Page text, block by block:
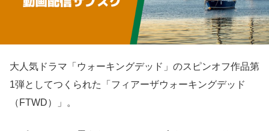
大人気ドラマ「ウォーキングデッド」のスピンオフ作品第
1弾としてつくられた「フィアーザウォーキングデッド
（FTWD）」。